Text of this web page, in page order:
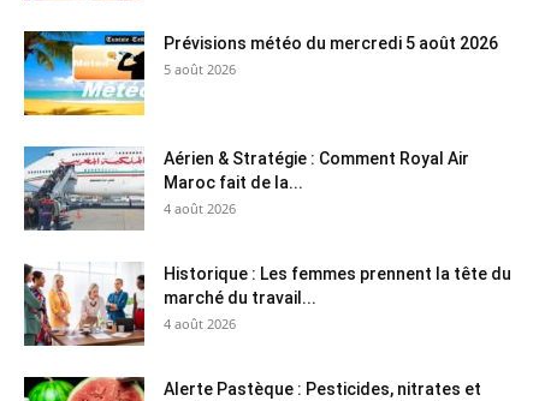
Prévisions météo du mercredi 5 août 2026
5 août 2026
Aérien & Stratégie : Comment Royal Air
Maroc fait de la...
4 août 2026
Historique : Les femmes prennent la tête du
marché du travail...
4 août 2026
Alerte Pastèque : Pesticides, nitrates et